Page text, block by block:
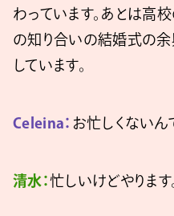
わっています。あとは高
の知り合いの結婚式の余
しています。
Celeina： お忙しくないん
清水：忙しいけどやります